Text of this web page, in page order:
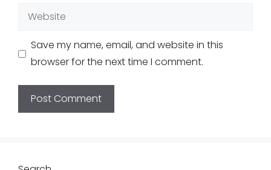
Website
Save my name, email, and website in this
browser for the next time I comment.